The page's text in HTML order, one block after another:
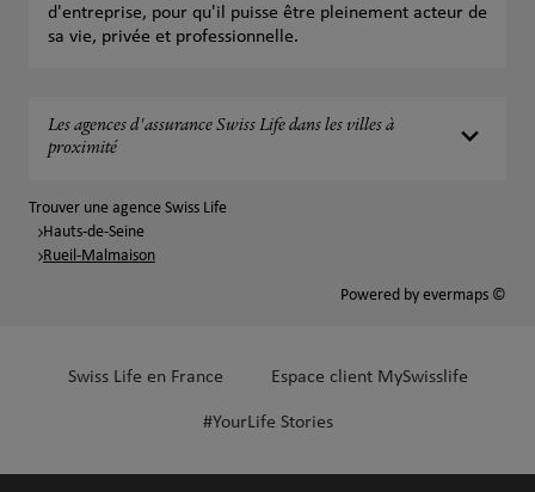
d'entreprise, pour qu'il puisse être pleinement acteur de
sa vie, privée et professionnelle.
Les agences d'assurance Swiss Life dans les villes à
proximité
Trouver une agence Swiss Life
Hauts-de-Seine
Rueil-Malmaison
Powered by evermaps ©
Swiss Life en France Espace client MySwisslife
#YourLife Stories